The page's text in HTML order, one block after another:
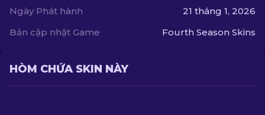
Ngày Phát hành
21 tháng 1, 2026
Bản cập nhật Game
Fourth Season Skins
HÒM CHỨA SKIN NÀY